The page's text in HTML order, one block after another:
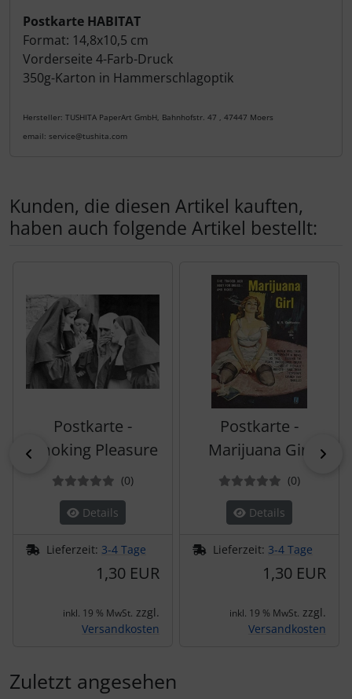
Produktbeschreibung
Postkarte HABITAT
Format: 14,8x10,5 cm
Vorderseite 4-Farb-Druck
350g-Karton in Hammerschlagoptik
Hersteller: TUSHITA PaperArt GmbH, Bahnhofstr. 47 , 47447 Moers
email: service@tushita.com
Kunden, die diesen Artikel kauften,
haben auch folgende Artikel bestellt:
zurück
Postkarte -
Smoking Pleasure
(0Bewertungen
)
Details
Lieferzeit: 3-4 Tage
1,30 EUR
inkl. 19 % MwSt. zzgl.
Versandkosten
Postkarte -
Marijuana Girl
(0)
Details
Lieferzeit: 3-4 Tage
1,30 EUR
inkl. 19 % MwSt. zzgl.
Versandkosten
Zuletzt angesehen